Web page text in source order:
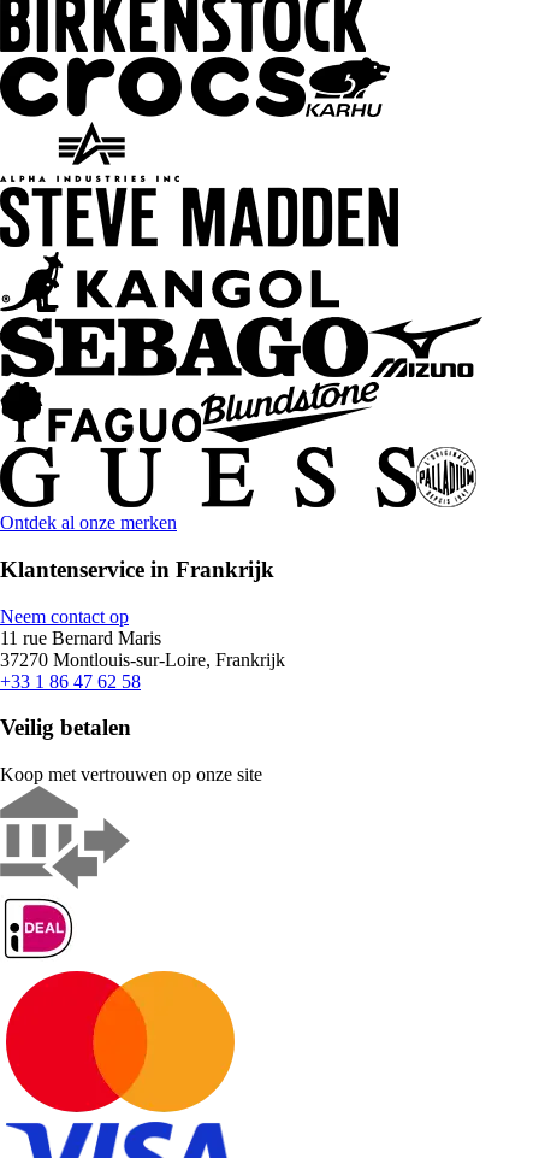
Ontdek al onze merken
Klantenservice in Frankrijk
Neem contact op
11 rue Bernard Maris
37270 Montlouis-sur-Loire, Frankrijk
+33 1 86 47 62 58
Veilig betalen
Koop met vertrouwen op onze site